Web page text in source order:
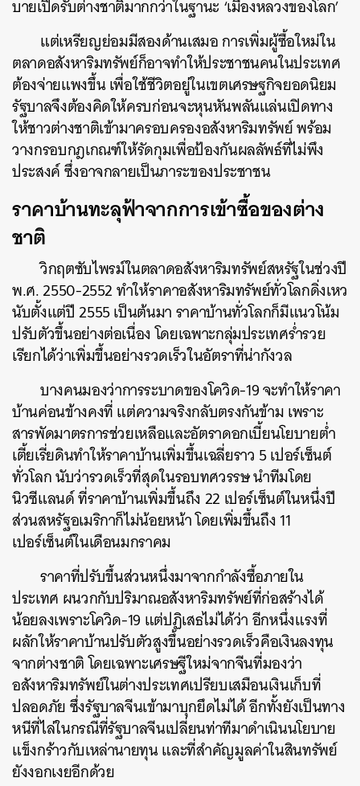
บายเปิดรับต่างชาติมากกว่าในฐานะ ‘เมืองหลวงของโลก’
แต่เหรียญย่อมมีสองด้านเสมอ การเพิ่มผู้ซื้อใหม่ใน
ตลาดอสังหาริมทรัพย์ก็อาจทำให้ประชาชนคนในประเทศ
ต้องจ่ายแพงขึ้น เพื่อใช้ชีวิตอยู่ในเขตเศรษฐกิจยอดนิยม
รัฐบาลจึงต้องคิดให้ครบก่อนจะหุนหันพลันแล่นเปิดทาง
ให้ชาวต่างชาติเข้ามาครอบครองอสังหาริมทรัพย์ พร้อม
วางกรอบกฎเกณฑ์ให้รัดกุมเพื่อป้องกันผลลัพธ์ที่ไม่พึง
ประสงค์ ซึ่งอาจกลายเป็นภาระของประชาชน
ราคาบ้านทะลุฟ้าจากการเข้าซื้อของต่าง
ชาติ
วิกฤตซับไพรม์ในตลาดอสังหาริมทรัพย์สหรัฐในช่วงปี
พ.ศ. 2550-2552 ทำให้ราคาอสังหาริมทรัพย์ทั่วโลกดิ่งเหว
นับตั้งแต่ปี 2555 เป็นต้นมา ราคาบ้านทั่วโลกก็มีแนวโน้ม
ปรับตัวขึ้นอย่างต่อเนื่อง โดยเฉพาะกลุ่มประเทศร่ำรวย
เรียกได้ว่าเพิ่มขึ้นอย่างรวดเร็วในอัตราที่น่ากังวล
บางคนมองว่าการระบาดของโควิด-19 จะทำให้ราคา
บ้านค่อนข้างคงที่ แต่ความจริงกลับตรงกันข้าม เพราะ
สารพัดมาตรการช่วยเหลือและอัตราดอกเบี้ยนโยบายต่ำ
เตี้ยเรี่ยดินทำให้ราคาบ้านเพิ่มขึ้นเฉลี่ยราว 5 เปอร์เซ็นต์
ทั่วโลก นับว่ารวดเร็วที่สุดในรอบทศวรรษ นำทีมโดย
นิวซีแลนด์ ที่ราคาบ้านเพิ่มขึ้นถึง 22 เปอร์เซ็นต์ในหนึ่งปี
ส่วนสหรัฐอเมริกาก็ไม่น้อยหน้า โดยเพิ่มขึ้นถึง 11
เปอร์เซ็นต์ในเดือนมกราคม
ราคาที่ปรับขึ้นส่วนหนึ่งมาจากกำลังซื้อภายใน
ประเทศ ผนวกกับปริมาณอสังหาริมทรัพย์ที่ก่อสร้างได้
น้อยลงเพราะโควิด-19 แต่ปฏิเสธไม่ได้ว่า อีกหนึ่งแรงที่
ผลักให้ราคาบ้านปรับตัวสูงขึ้นอย่างรวดเร็วคือเงินลงทุน
จากต่างชาติ โดยเฉพาะเศรษฐีใหม่จากจีนที่มองว่า
อสังหาริมทรัพย์ในต่างประเทศเปรียบเสมือนเงินเก็บที่
ปลอดภัย ซึ่งรัฐบาลจีนเข้ามาบุกยึดไม่ได้ อีกทั้งยังเป็นทาง
หนีที่ไล่ในกรณีที่รัฐบาลจีนเปลี่ยนท่าทีมาดำเนินนโยบาย
แข็งกร้าวกับเหล่านายทุน และที่สำคัญมูลค่าในสินทรัพย์
ยังงอกเงยอีกด้วย